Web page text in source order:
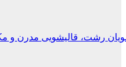
رشت، قالیشویی مدرن و